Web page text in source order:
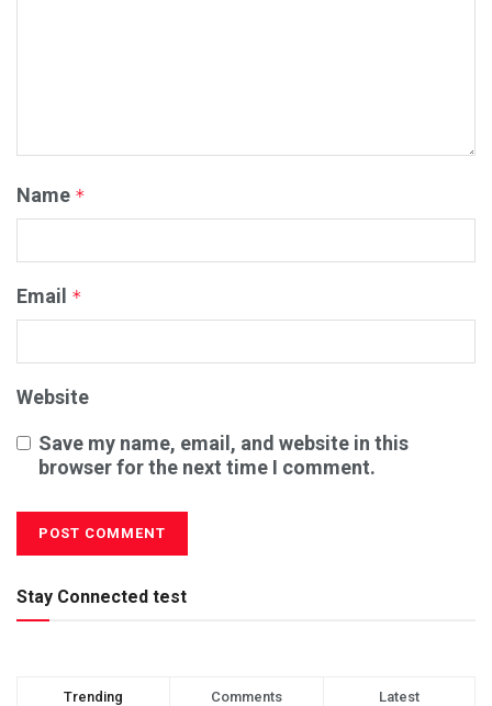
Name *
Email *
Website
Save my name, email, and website in this
browser for the next time I comment.
Stay Connected test
Trending Comments Latest